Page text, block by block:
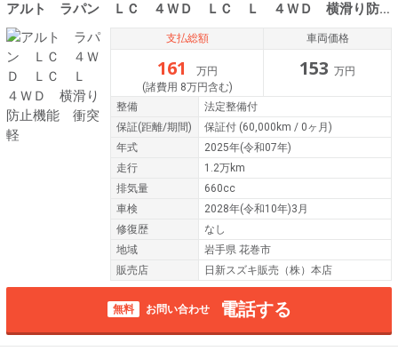
アルト ラパン ＬＣ ４ＷＤ ＬＣ Ｌ ４ＷＤ 横滑り防止機能 衝突軽
支払総額
161
万円
(諸費用 8万円含む)
車両価格
153 万円
整備
法定整備付
保証(距離/期間) 保証付 (60,000km / 0ヶ月)
年式
2025年(令和07年)
走行
1.2万km
排気量
660cc
車検
2028年(令和10年)3月
修復歴
なし
地域
岩手県 花巻市
販売店
日新スズキ販売（株）本店
無料 お問い合わせ 電話する